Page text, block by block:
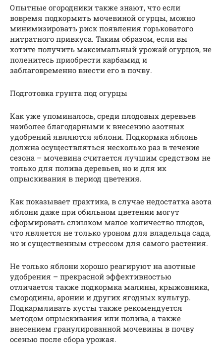
Опытные огородники также знают, что если
вовремя подкормить мочевиной огурцы, можно
минимизировать риск появления горьковатого
нитратного привкуса. Таким образом, если вы
хотите получить максимальный урожай огурцов, не
поленитесь приобрести карбамид и
заблаговременно внести его в почву.
Подготовка грунта под огурцы
Как уже упоминалось, среди плодовых деревьев
наиболее благодарными к внесению азотных
удобрений являются яблони. Подкормка яблонь
должна осуществляться несколько раз в течение
сезона – мочевина считается лучшим средством не
только для полива деревьев, но и для их
опрыскивания в период цветения.
Как показывает практика, в случае недостатка азота
яблони даже при обильном цветении могут
сформировать слишком малое количество плодов,
что является не только уроном для владельца сада,
но и существенным стрессом для самого растения.
Не только яблони хорошо реагируют на азотные
удобрения – прекрасной эффективностью
отличается также подкормка малины, крыжовника,
смородины, аронии и других ягодных культур.
Подкармливать кусты также рекомендуется
методом опрыскивания или полива, а также
внесением гранулированной мочевины в почву
осенью после сбора урожая.